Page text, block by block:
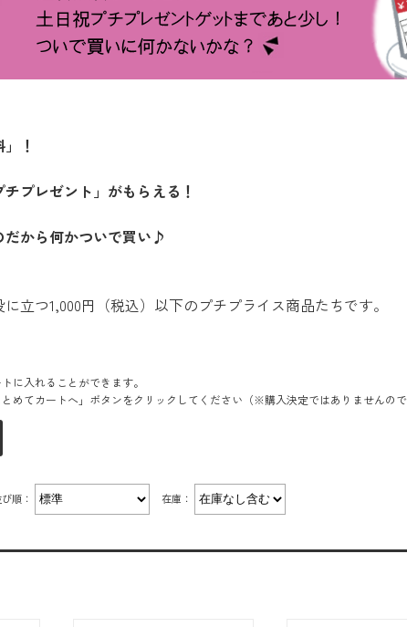
！
プレゼント」がもらえる！
だから何かついで買い♪
立つ1,000円（税込）以下のプチプライス商品たちです。
に入れることができます。
めてカートへ」ボタンをクリックしてください（※購入決定ではありませんの
順： 在庫：